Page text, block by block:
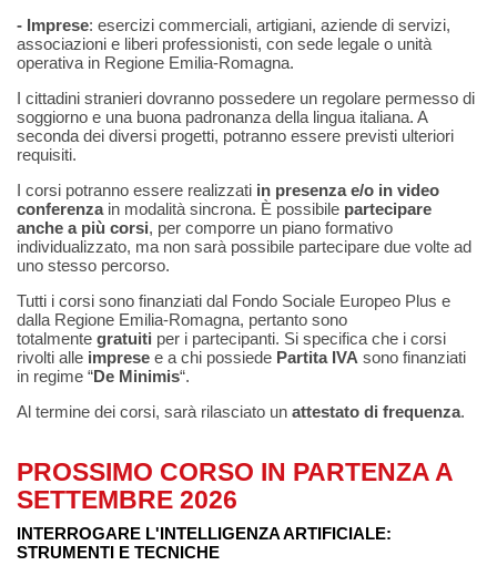
- Imprese: esercizi commerciali, artigiani, aziende di servizi,
associazioni e liberi professionisti, con sede legale o unità
operativa in Regione Emilia-Romagna.
I cittadini stranieri dovranno possedere un regolare permesso di
soggiorno e una buona padronanza della lingua italiana. A
seconda dei diversi progetti, potranno essere previsti ulteriori
requisiti.
I corsi potranno essere realizzati in presenza e/o in video
conferenzain modalità sincrona. È possibile partecipare
anche a più corsi, per comporre un piano formativo
individualizzato, ma non sarà possibile partecipare due volte ad
uno stesso percorso.
Tutti i corsi sono finanziati dal Fondo Sociale Europeo Plus e
dalla Regione Emilia-Romagna, pertanto sono
totalmente gratuiti per i partecipanti. Si specifica che i corsi
rivolti alle imprese e a chi possiede Partita IVA sono finanziati
in regime “De Minimis“.
Al termine dei corsi, sarà rilasciato un attestato di frequenza.
PROSSIMO CORSO IN PARTENZA A
SETTEMBRE 2026
INTERROGARE L'INTELLIGENZA ARTIFICIALE:
STRUMENTI E TECNICHE